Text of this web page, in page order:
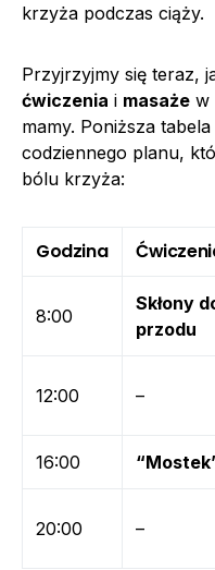
krzyża podczas ciąży.
Przyjrzyjmy się teraz,
ćwiczenia i masaże w
mamy. Poniższa
codziennego planu,
bólu krzyża:
Godzina
8:00
Skłony
przodu
12:00 –
16:00
20:00 –